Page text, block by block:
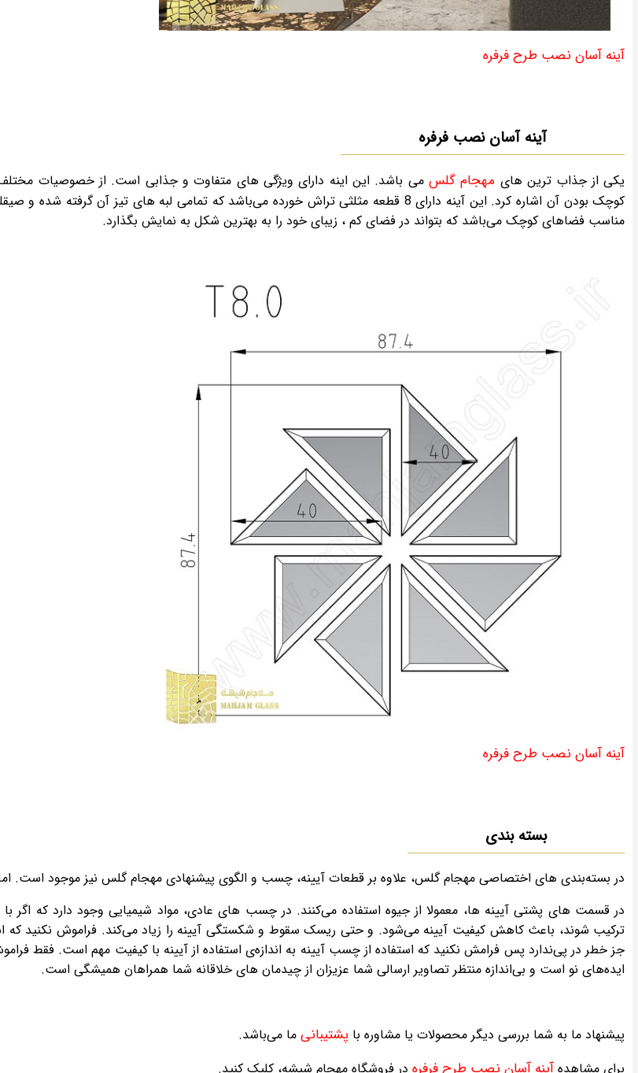
آینه آسان نصب طرح فرفره
آینه آسان نصب فرفره
یکی از جذاب ترین های مهجام گلسمی باشد. این اینه دارای ویژگی های متفاوت و جذابی است. از خصوصیات مختلف
کوچک بودن آن اشاره کرد. این آینه دارای 8 قطعه مثلثی تراش خورده می‌باشد که تمامی لبه های تیز آن
مناسب فضاهای کوچک می‌باشد که بتواند در فضای کم ، زیبای خود را به بهترین شکل به نمایش بگذارد.
آینه آسان نصب طرح فرفره
بسته بندی
در بسته‌بندی های اختصاصی مهجام گلس، علاوه بر قطعات آیینه، چسب و الگوی پیشنهادی مهجام گلس نیز موجود
در قسمت های پشتی آیینه ها، معمولا از جیوه استفاده می‌کنند. در چسب های عادی، مواد شیمیایی وجود دارد که اگر
ترکیب شوند، باعث کاهش کیفیت آیینه می‌شود. و حتی ریسک سقوط و شکستگی آیینه را زیاد می‌کند. فراموش نکنید که
جز خطر در پی‌ندارد پس فرامش نکنید که استفاده از چسب آیینه به اندازه‌ی استفاده از آیینه با کیفیت مهم است. فقط
ایده‌های نو است و بی‌اندازه منتظر تصاویر ارسالی شما عزیزان از چیدمان های خلاقانه شما همراهان همیشگی است.
پیشنهاد ما به شما بررسی دیگر محصولات یا مشاوره با پشتیبانیما می‌باشد.
برای مشاهده آینه آسان نصب طرح فرفرهدر فروشگاه مهجام شیشه، کلیک کنید.